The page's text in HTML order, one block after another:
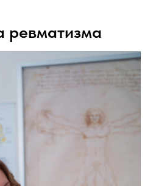
ревматизма